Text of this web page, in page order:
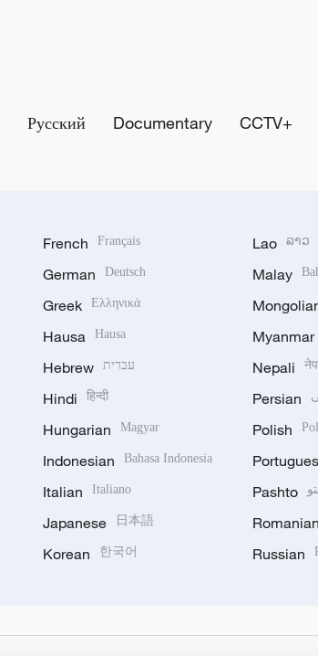
Русский Documentary CCTV+
French Français
German Deutsch
Greek Ελληνικά
Hausa Hausa
Hebrew עברית
Hindi हिन्दी
Hungarian Magyar
Indonesian Bahasa Indonesia
Italian Italiano
Japanese 日本語
Korean 한국어
Lao ລາວ
Malay
Myanmar
Nepali
Persian
Polish
Pashto
Romanian
Russian